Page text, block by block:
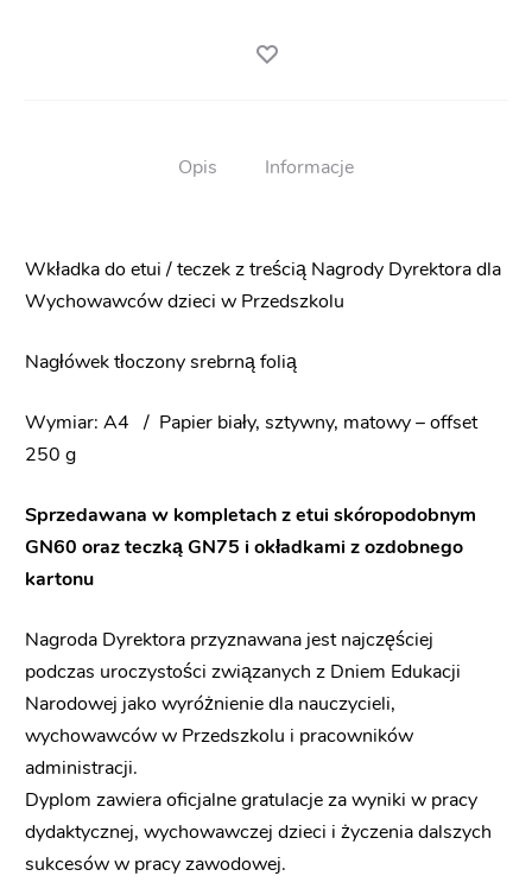
Opis Informacje
Wkładka do etui / teczek z treścią Nagrody Dyrektora dla
Wychowawców dzieci w Przedszkolu
Nagłówek tłoczony srebrną folią
Wymiar: A4 / Papier biały, sztywny, matowy – offset
250 g
Sprzedawana w kompletach z etui skóropodobnym
GN60 oraz teczką GN75 i okładkami z ozdobnego
kartonu
Nagroda Dyrektora przyznawana jest najczęściej
podczas uroczystości związanych z Dniem Edukacji
Narodowej jako wyróżnienie dla nauczycieli,
wychowawców w Przedszkolu i pracowników
administracji.
Dyplom zawiera oficjalne gratulacje za wyniki w pracy
dydaktycznej, wychowawczej dzieci i życzenia dalszych
sukcesów w pracy zawodowej.